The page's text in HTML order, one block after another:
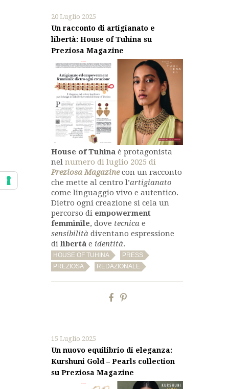
20 Luglio 2025
Un racconto di artigianato e
libertà: House of Tuhina su
Preziosa Magazine
House of Tuhina è protagonista
nel numero di luglio 2025 di
Preziosa Magazinecon un racconto
che mette al centro l’artigianato
come linguaggio vivo e autentico.
Dietro ogni creazione si cela un
percorso di empowerment
femminile, dove tecnica e
sensibilità diventano espressione
dilibertà e identità.
HOUSE OF TUHINA PRESS
PREZIOSA REDAZIONALE
15 Luglio 2025
Un nuovo equilibrio di eleganza:
Kurshuni Gold – Pearls collection
su Preziosa Magazine